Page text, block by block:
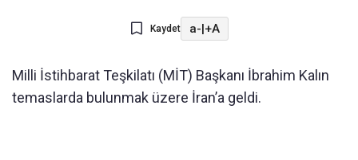
Kaydet a-|+A
Milli İstihbarat Teşkilatı (MİT) Başkanı İbrahim Kalın
temaslarda bulunmak üzere İran’a geldi.